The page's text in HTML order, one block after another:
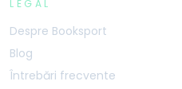
LEGAL
Despre Booksport
Blog
Întrebări frecvente